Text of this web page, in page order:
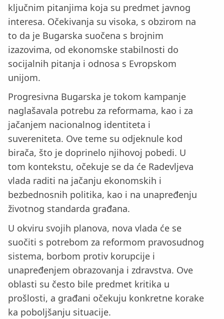
ključnim pitanjima koja su predmet javnog
interesa. Očekivanja su visoka, s obzirom na
to da je Bugarska suočena s brojnim
izazovima, od ekonomske stabilnosti do
socijalnih pitanja i odnosa s Evropskom
unijom.
Progresivna Bugarska je tokom kampanje
naglašavala potrebu za reformama, kao i za
jačanjem nacionalnog identiteta i
suvereniteta. Ove teme su odjeknule kod
birača, što je doprinelo njihovoj pobedi. U
tom kontekstu, očekuje se da će Radevljeva
vlada raditi na jačanju ekonomskih i
bezbednosnih politika, kao i na unapređenju
životnog standarda građana.
U okviru svojih planova, nova vlada će se
suočiti s potrebom za reformom pravosudnog
sistema, borbom protiv korupcije i
unapređenjem obrazovanja i zdravstva. Ove
oblasti su često bile predmet kritika u
prošlosti, a građani očekuju konkretne korake
ka poboljšanju situacije.